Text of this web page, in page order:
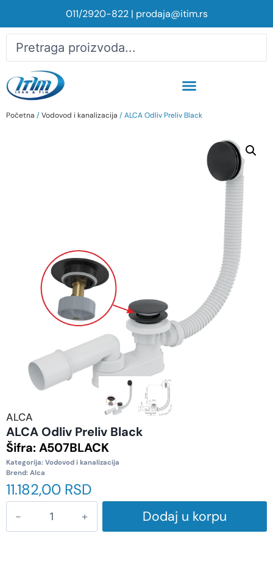
011/2920-822| prodaja@itim.rs
Početna /Vodovod i kanalizacija / ALCA Odliv Preliv Black
ALCA
ALCA Odliv Preliv Black
Šifra:A507BLACK
Kategorija: Vodovod i kanalizacija
Brend: Alca
11.182,00 RSD
Dodaj u korpu